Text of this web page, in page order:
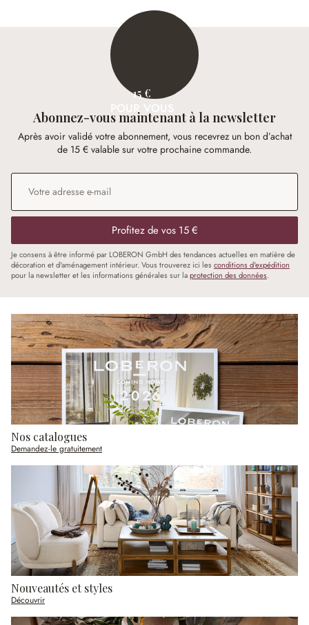
15 €
POUR VOUS
Abonnez-vous maintenant à la newsletter
Après avoir validé votre abonnement, vous recevrez un bon d’achat
de 15 € valable sur votre prochaine commande.
Adresse e-mail
Profitez de vos 15 €
Je consens à être informé par LOBERON GmbH des tendances actuelles en matière de
décoration et d'aménagement intérieur. Vous trouverez ici les conditions d'expédition
pour la newsletter et les informations générales sur laprotection des données.
Nos catalogues
Demandez-le gratuitement
Nouveautés et styles
Découvrir